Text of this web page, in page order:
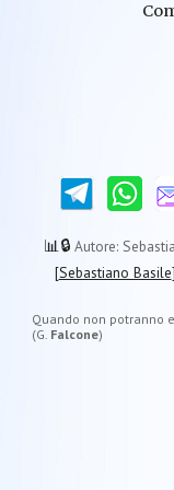
📊🔒 Autore:
[Sebastiano Basile
Quando non potranno
(G. Falcone)